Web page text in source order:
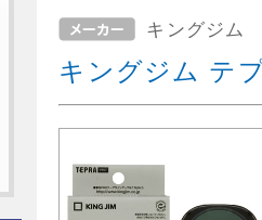
キングジム
キングジム テ